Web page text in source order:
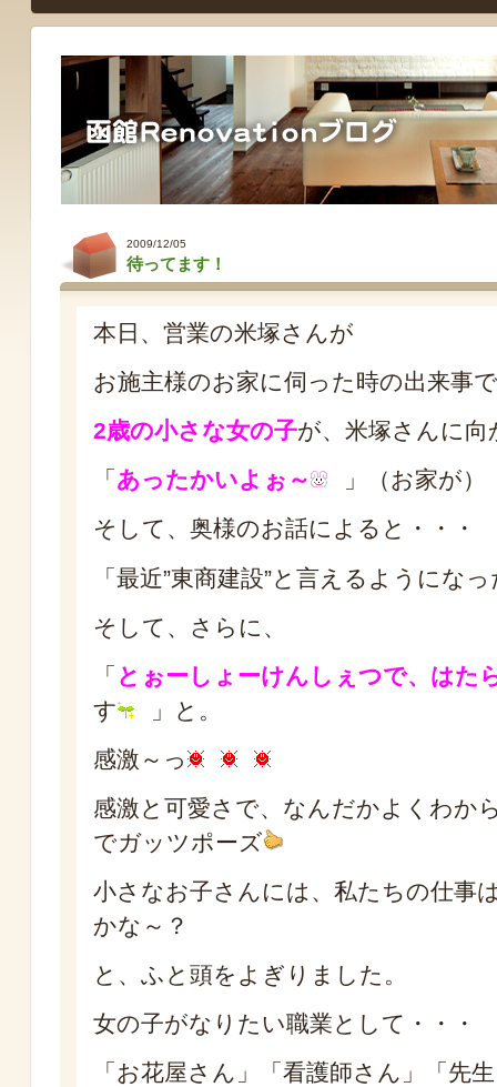
2009/12/05
待ってます！
本日、営業の米塚さんが
お施主様のお家に伺った時の出来事
2歳の小さな女の子が、米塚さんに
「 あったかいよぉ～
」（お家が）
そして、奥様のお話によると・・・
「最近”東商建設”と言えるようにな
そして、さらに、
「 とぉーしょーけんしぇつで、はた
す
」と。
感激～っ
感激と可愛さで、なんだかよくわか
でガッツポーズ
小さなお子さんには、私たちの仕事
かな～？
と、ふと頭をよぎりました。
女の子がなりたい職業として・・・
「お花屋さん」「看護師さん」「先